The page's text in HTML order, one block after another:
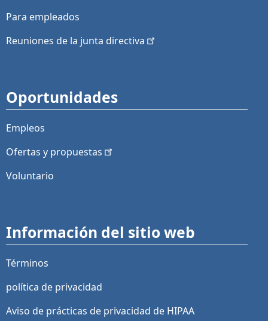
Para empleados
Reuniones de la junta directiva
Oportunidades
Empleos
Ofertas y propuestas
Voluntario
Información del sitio web
Términos
política de privacidad
Aviso de prácticas de privacidad de HIPAA